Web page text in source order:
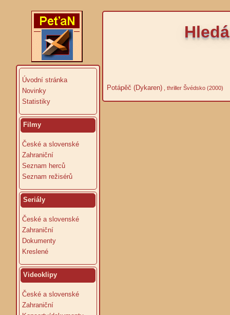
Úvodní stránka
Novinky
Statistiky
Filmy
České a slovenské
Zahraniční
Seznam herců
Seznam režisérů
Seriály
České a slovenské
Zahraniční
Dokumenty
Kreslené
Videoklipy
České a slovenské
Zahraniční
Potápěč (Dykaren) , thriller Švédsko (2000)